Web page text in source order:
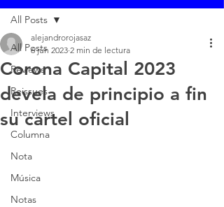
All Posts
Reviews
Reissues
Interviews
Columna
Nota
Música
Notas
All Posts
Corona Capital 2023
devela de principio a fin
su cartel oficial
alejandrorojasaz
6 jun 2023 2 min de lectura